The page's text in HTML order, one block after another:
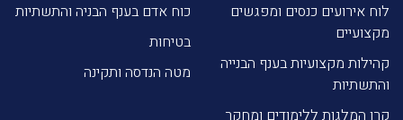
לוח אירועים כנסים ומפגשים
מקצועיים
קהילות מקצועיות בענף הבנייה
והתשתיות
קרן המלגות ללימודים ומחקר
כוח אדם בענף הבניה והתשתיות
בטיחות
מטה הנדסה ותקינה